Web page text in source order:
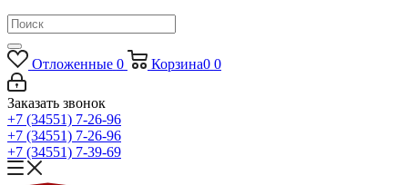
Отложенные 0 Корзина0 0
Заказать звонок
+7 (34551) 7-26-96
+7 (34551) 7-26-96
+7 (34551) 7-39-69